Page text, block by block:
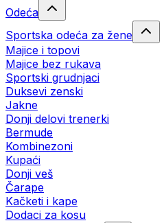
Odeća
Sportska odeća za žene
Majice i topovi
Majice bez rukava
Sportski grudnjaci
Duksevi zenski
Jakne
Donji delovi trenerki
Bermude
Kombinezoni
Kupaći
Donji veš
Čarape
Kačketi i kape
Dodaci za kosu